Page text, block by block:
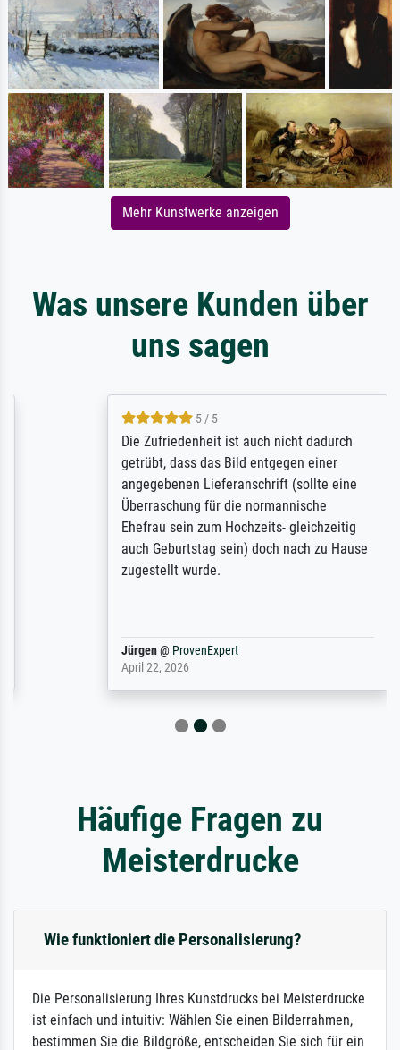
Mehr Kunstwerke anzeigen
Was unsere Kunden über
uns sagen
5 / 5
Die Zufriedenheit ist auch nicht dadurch
getrübt, dass das Bild entgegen einer
angegebenen Lieferanschrift (sollte eine
Überraschung für die normannische
Ehefrau sein zum Hochzeits- gleichzeitig
auch Geburtstag sein) doch nach zu Hause
zugestellt wurde.
@ProvenExpert
April 22, 2026
Häufige Fragen zu
Meisterdrucke
Wie funktioniert die Personalisierung?
Die Personalisierung Ihres Kunstdrucks bei Meisterdrucke
ist einfach und intuitiv: Wählen Sie einen Bilderrahmen,
bestimmen Sie die Bildgröße, entscheiden Sie sich für ein